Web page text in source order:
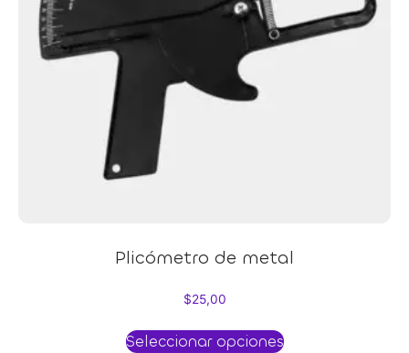
Plicómetro de metal
$25,00
Seleccionar opciones